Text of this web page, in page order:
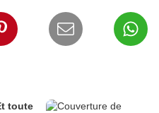
toute